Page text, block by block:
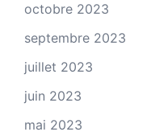
octobre 2023
septembre 2023
juillet 2023
juin 2023
mai 2023